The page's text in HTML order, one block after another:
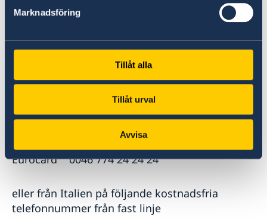
Marknadsföring
Tillåt alla
Tillåt urval
Avvisa
Swedbank 0046 8 411 10 20
Diners Club 0046 8 146 878
Eurocard 0046 774 24 24 24
eller från Italien på följande kostnadsfria
telefonnummer från fast linje